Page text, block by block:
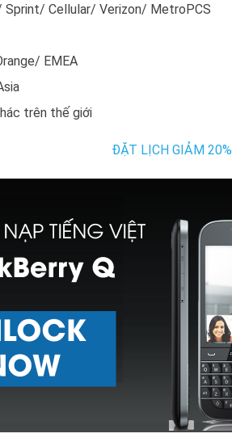
Cellular/ Verizon/ MetroPCS
EMEA
trên thế giới
ĐẶT LỊCH GIẢM 20%